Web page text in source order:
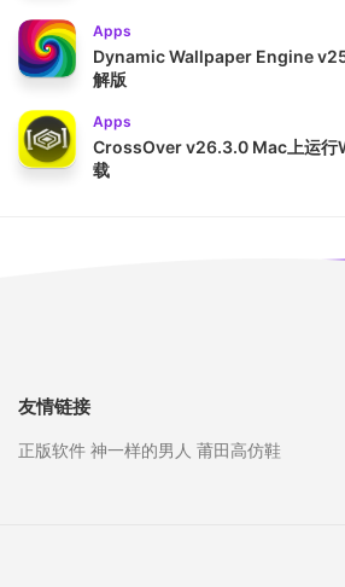
Apps
Dynamic Wallpaper Engine
解版
Apps
CrossOver v26.3.0 Mac上运行
载
友情链接
正版软件 神一样的男人 莆田高仿鞋